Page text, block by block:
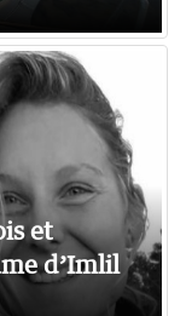
et
d’Imlil